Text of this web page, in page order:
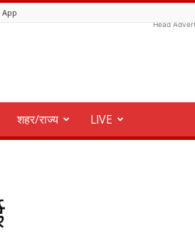
App
Head
शहर/राज्य LIVE